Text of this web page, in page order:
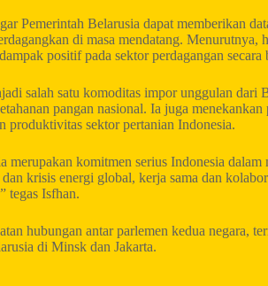
Pemerintah Belarusia dapat memberikan
di masa mendatang. Menurutnya,
positif pada sektor perdagangan secara
salah satu komoditas impor unggulan dari
pangan nasional. Ia juga menekankan
produktivitas sektor pertanian Indonesia.
komitmen serius Indonesia dalam
krisis energi global, kerja sama dan
tegas Isfhan.
hubungan antar parlemen kedua negara,
di Minsk dan Jakarta.